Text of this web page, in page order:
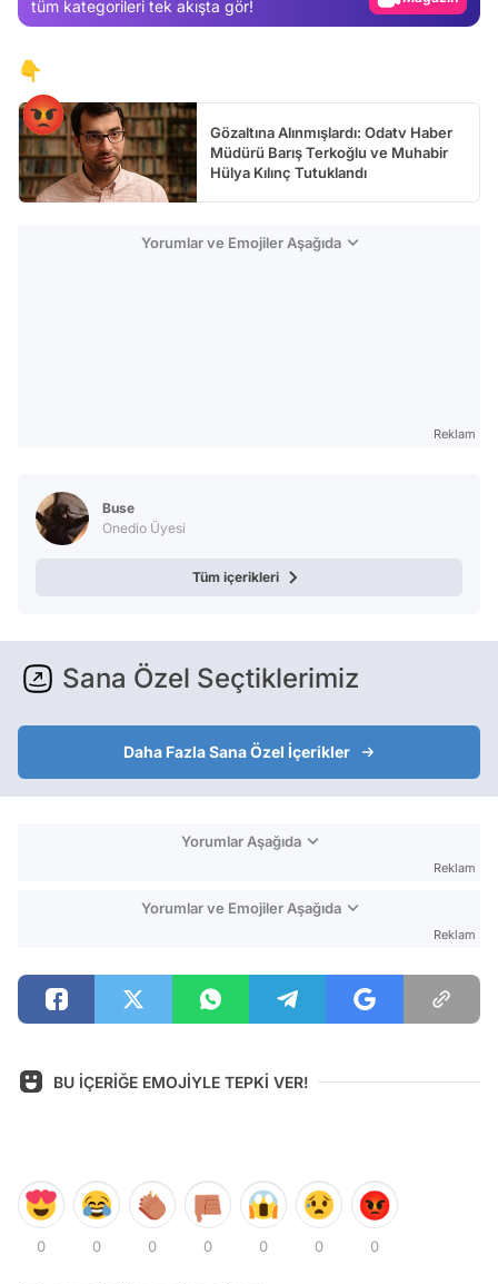
tüm kategorileri tek akışta gör!
👇
Gözaltına Alınmışlardı: Odatv Haber
Müdürü Barış Terkoğlu ve Muhabir
Hülya Kılınç Tutuklandı
Yorumlar ve Emojiler Aşağıda
Reklam
Buse
Onedio Üyesi
Tüm içerikleri
Sana Özel Seçtiklerimiz
Daha Fazla Sana Özel İçerikler
Yorumlar Aşağıda
Reklam
Yorumlar ve Emojiler Aşağıda
Reklam
BU İÇERİĞE EMOJİYLE TEPKİ VER!
0 0 0 0 0 0 0